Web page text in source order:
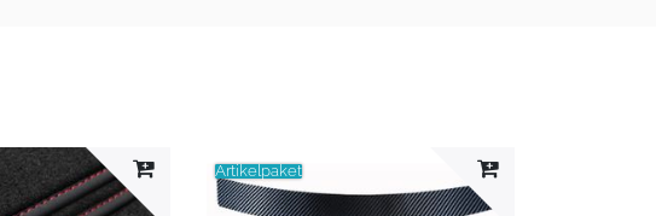
Artikelpaket